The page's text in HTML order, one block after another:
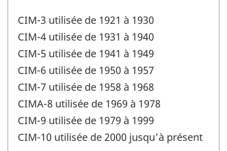
CIM-3 utilisée de 1921 à 1930
CIM-4 utilisée de 1931 à 1940
CIM-5 utilisée de 1941 à 1949
CIM-6 utilisée de 1950 à 1957
CIM-7 utilisée de 1958 à 1968
CIMA-8 utilisée de 1969 à 1978
CIM-9 utilisée de 1979 à 1999
CIM-10 utilisée de 2000 jusqu'à présent